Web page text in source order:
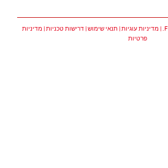
מדיניות עוגיות תנאי שימוש דרישות טכניות
מדיניות
פרטיות